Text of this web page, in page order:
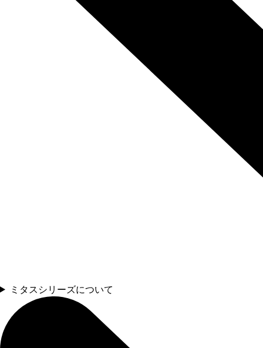
ミタスシリーズについて